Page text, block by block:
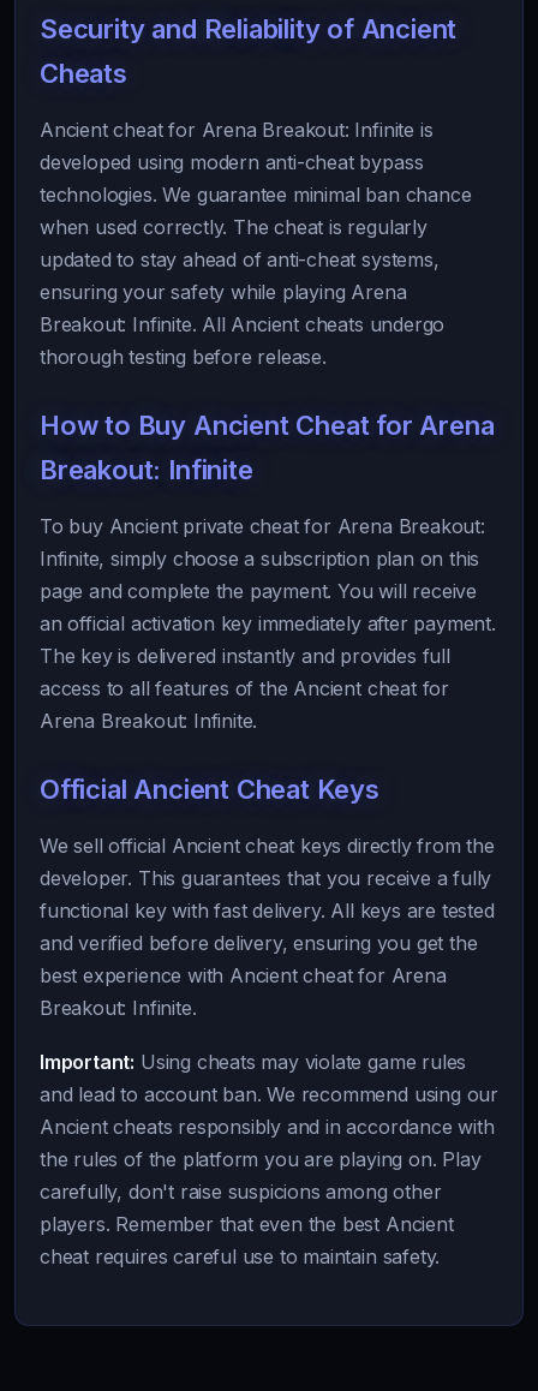
Security and Reliability of Ancient
Cheats
Ancient cheat for Arena Breakout: Infinite is
developed using modern anti-cheat bypass
technologies. We guarantee minimal ban chance
when used correctly. The cheat is regularly
updated to stay ahead of anti-cheat systems,
ensuring your safety while playing Arena
Breakout: Infinite. All Ancient cheats undergo
thorough testing before release.
How to Buy Ancient Cheat for Arena
Breakout: Infinite
To buy Ancient private cheat for Arena Breakout:
Infinite, simply choose a subscription plan on this
page and complete the payment. You will receive
an official activation key immediately after payment.
The key is delivered instantly and provides full
access to all features of the Ancient cheat for
Arena Breakout: Infinite.
Official Ancient Cheat Keys
We sell official Ancient cheat keys directly from the
developer. This guarantees that you receive a fully
functional key with fast delivery. All keys are tested
and verified before delivery, ensuring you get the
best experience with Ancient cheat for Arena
Breakout: Infinite.
Important: Using cheats may violate game rules
and lead to account ban. We recommend using our
Ancient cheats responsibly and in accordance with
the rules of the platform you are playing on. Play
carefully, don't raise suspicions among other
players. Remember that even the best Ancient
cheat requires careful use to maintain safety.